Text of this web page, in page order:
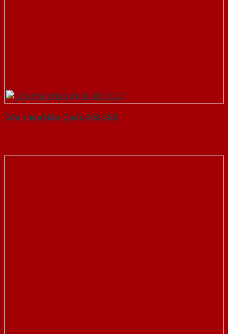
Cửa thép Hàn Quốc 403-SGD